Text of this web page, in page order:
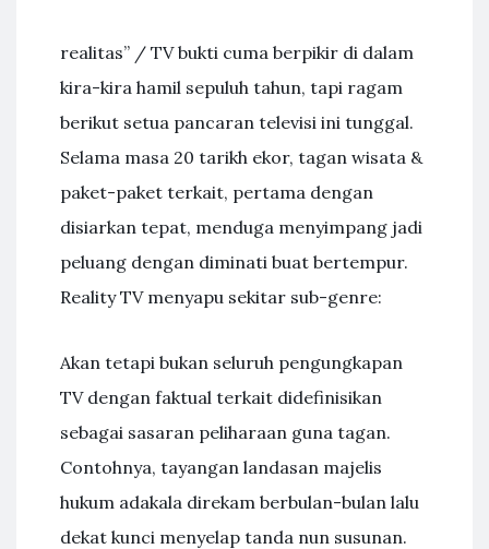
realitas” / TV bukti cuma berpikir di dalam
kira-kira hamil sepuluh tahun, tapi ragam
berikut setua pancaran televisi ini tunggal.
Selama masa 20 tarikh ekor, tagan wisata &
paket-paket terkait, pertama dengan
disiarkan tepat, menduga menyimpang jadi
peluang dengan diminati buat bertempur.
Reality TV menyapu sekitar sub-genre:
Akan tetapi bukan seluruh pengungkapan
TV dengan faktual terkait didefinisikan
sebagai sasaran peliharaan guna tagan.
Contohnya, tayangan landasan majelis
hukum adakala direkam berbulan-bulan lalu
dekat kunci menyelap tanda nun susunan.